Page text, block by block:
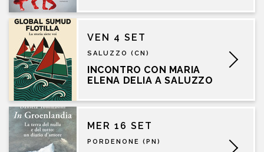
VEN 4 SET
SALUZZO (CN)
INCONTRO CON MARIA
ELENA DELIA A SALUZZO
MER 16 SET
PORDENONE (PN)